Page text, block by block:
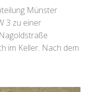
Münster
3 zu einer
im Keller. Nach dem